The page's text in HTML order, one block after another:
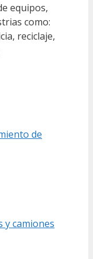
equipos,
como:
reciclaje,
de
y camiones